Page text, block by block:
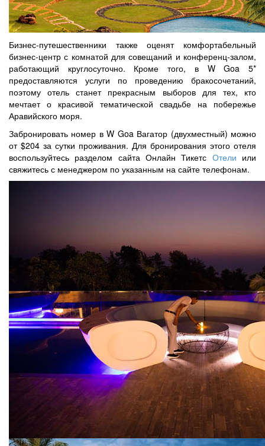
Бизнес-путешественники также оценят комфортабельный
бизнес-центр с комнатой для совещаний и конференц-залом,
работающий круглосуточно. Кроме того, в W Goa 5*
предоставляются услуги по проведению бракосочетаний,
поэтому отель станет прекрасным выборов для тех, кто
мечтает о красивой тематической свадьбе на побережье
Аравийского моря.
Забронировать номер в W Goa Вагатор (двухместный) можно
от $204 за сутки проживания. Для бронирования этого отеля
воспользуйтесь разделом сайта Онлайн Тикетс Отели или
свяжитесь с менеджером по указанным на сайте телефонам.